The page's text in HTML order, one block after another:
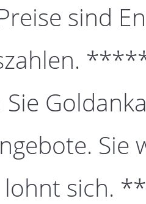
sind
Sie
sich.